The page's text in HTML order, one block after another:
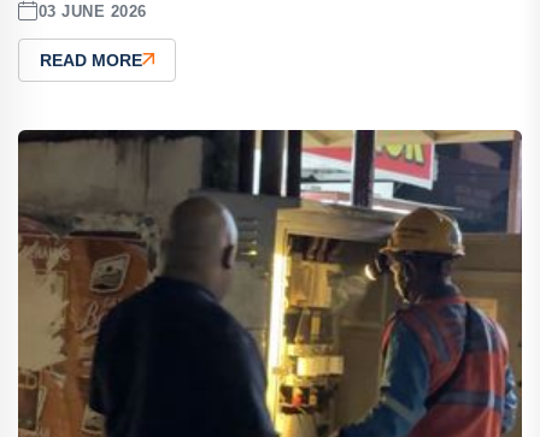
03 JUNE 2026
READ MORE